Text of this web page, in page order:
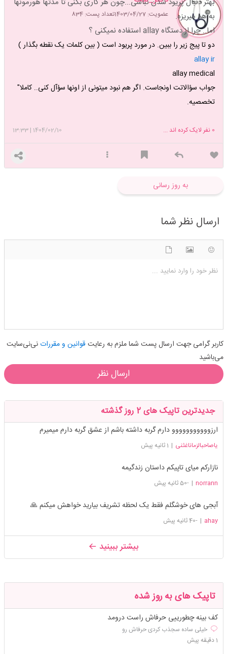
عضویت: 1403/04/27 تعداد پست: 834
به هم میریزه.
اما.. چرا از دستگاه allay استفاده نمیکنی ؟
دو تا پیج زیر را ببین. در مورد پریود است ( بین کلمات یک نقطه بگذار )
allay ir
allay medical
جواب سؤالاتت اونجاست. اگر هم نبود میتونی از اونها سؤآل کنی.. کاملا"
تخصصیه.
1404/02/10
|
13:33 0 نفر لایک کرده اند ...
به روز رسانی
ارسال نظر شما
نظر خود را وارد نمایید ...
کاربر گرامی جهت ارسال پست شما ملزم به رعایت قوانین و مقرراتنی‌نی‌سایت
می‌باشید
ارسال نظر
جدیدترین تاپیک های 2 روز گذشته
ارزووووووووووو دارم گربه داشته باشم از عشق گربه دارم میمیرم
یاصاحبالزماناغثنی | 1 ثانیه پیش
نازارکم میای تاپیکم داستان زندگیمه
norrann
| -50 ثانیه پیش
آبجی های خوشگلم فقط یک لحظه تشریف بیارید خواهش میکنم 🙏
ahay
| -40 ثانیه پیش
بیشتر ببینید
تاپیک های به روز شده
کف بینه چطورییی حرفاش راست درومد
خیلی ساده سجذب کردی حرفاش رو
1 دقیقه پیش